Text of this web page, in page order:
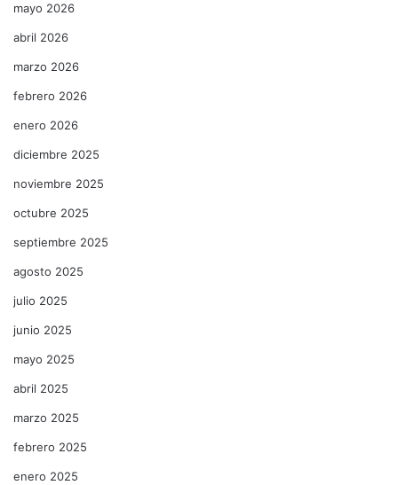
mayo 2026
abril 2026
marzo 2026
febrero 2026
enero 2026
diciembre 2025
noviembre 2025
octubre 2025
septiembre 2025
agosto 2025
julio 2025
junio 2025
mayo 2025
abril 2025
marzo 2025
febrero 2025
enero 2025